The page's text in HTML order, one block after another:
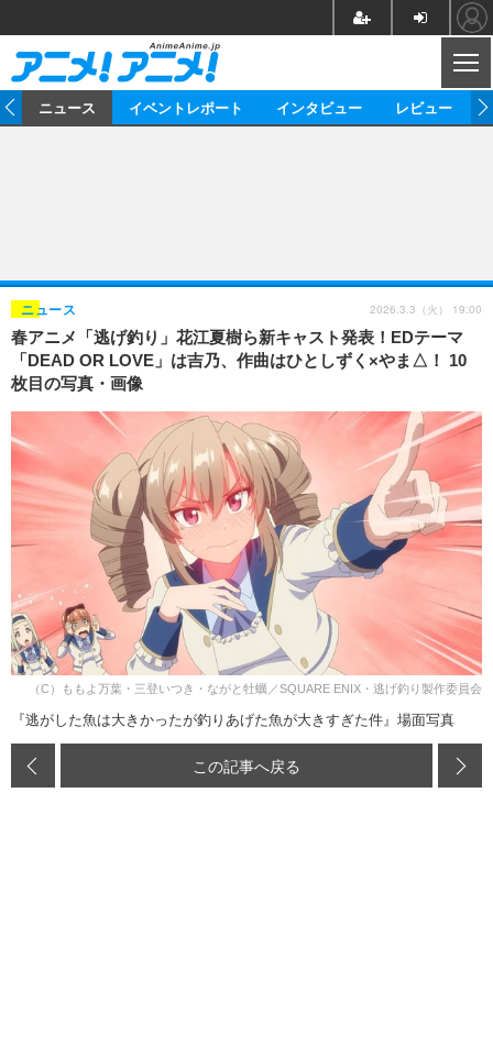
ゲーム グッズ
イベント
海外イベント ビジネス
俳優・タレント アーティスト
ビジネス
アニメ 実写
書評
ゲーム 座談会
動画
アニメ
アニメ！アニメ！TV ABEMA Cafe
連載・コラム
ニュース イベントレポート インタビュー レビュー
春アニメ「逃げ釣り」花江夏樹ら新キャスト発表！EDテーマ
「DEAD OR LOVE」は吉乃、作曲はひとしずく×やま△！ 10
枚目の写真・画像
ニュース 2026.3.3（火） 19:00
（C）ももよ万葉・三登いつき・ながと牡蠣／SQUARE ENIX・逃げ釣り製作委員会
『逃がした魚は大きかったが釣りあげた魚が大きすぎた件』場面写真
この記事へ戻る